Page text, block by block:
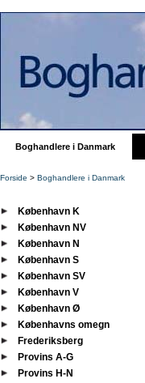
Boghandlere i Danmark
Forside > Boghandlere i Danmark
København K
København NV
København N
København S
København SV
København V
København Ø
Københavns omegn
Frederiksberg
Provins A-G
Provins H-N